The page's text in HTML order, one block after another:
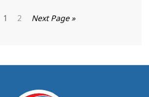
1 2 Next Page »